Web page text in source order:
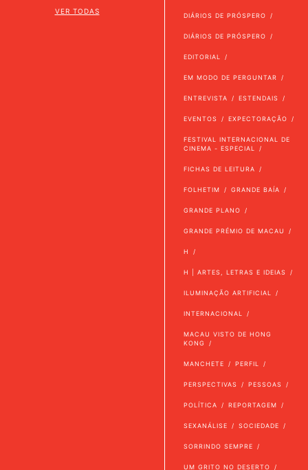
VER TODAS
DIÁRIOS DE PRÓSPERO
DIÁRIOS DE PRÓSPERO
EDITORIAL
EM MODO DE PERGUNTAR
ENTREVISTA ESTENDAIS
EVENTOS EXPECTORAÇÃO
FESTIVAL INTERNACIONAL DE
CINEMA - ESPECIAL
FICHAS DE LEITURA
FOLHETIM GRANDE BAÍA
GRANDE PLANO
GRANDE PRÉMIO DE MACAU
H
H | ARTES, LETRAS E IDEIAS
ILUMINAÇÃO ARTIFICIAL
INTERNACIONAL
MACAU VISTO DE HONG
KONG
MANCHETE PERFIL
PERSPECTIVAS PESSOAS
POLÍTICA REPORTAGEM
SEXANÁLISE SOCIEDADE
SORRINDO SEMPRE
UM GRITO NO DESERTO